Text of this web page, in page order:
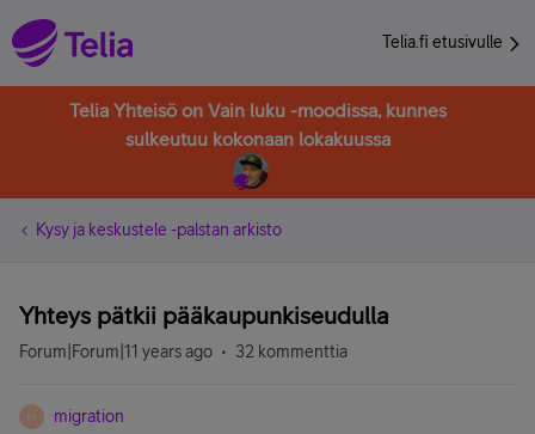
Telia.fi etusivulle
Telia Yhteisö on Vain luku -moodissa, kunnes
sulkeutuu kokonaan lokakuussa
Kysy ja keskustele -palstan arkisto
Yhteys pätkii pääkaupunkiseudulla
Forum|Forum|11 years ago 32 kommenttia
M migration